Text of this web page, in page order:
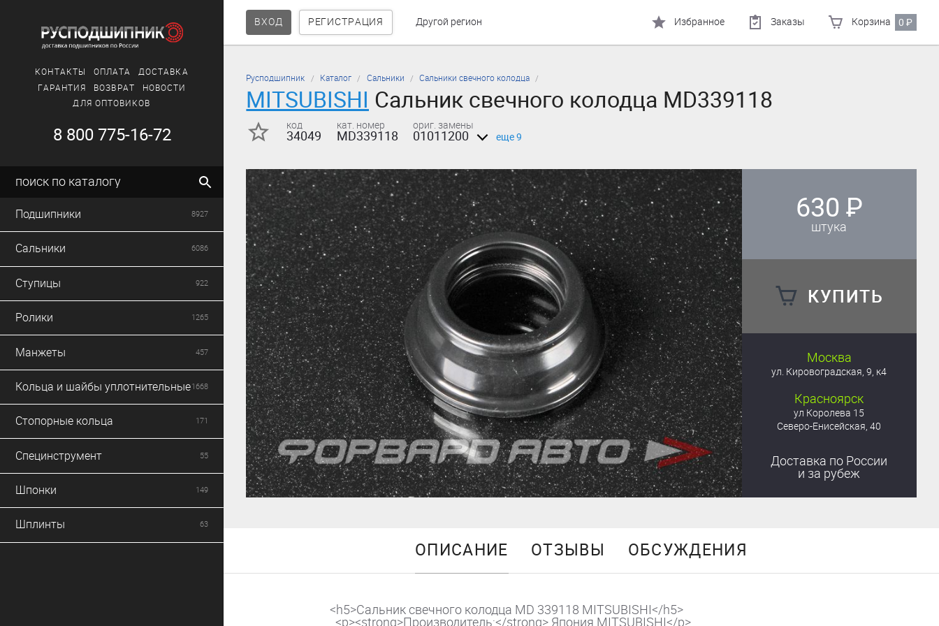
ВХОД РЕГИСТРАЦИЯ Другой регион Избранное Заказы Корзина 0₽
КОНТАКТЫ ОПЛАТА
ДОСТАВКА
ГАРАНТИЯ
ВОЗВРАТ
НОВОСТИ
ДЛЯ ОПТОВИКОВ
8 800 775-16-72
поиск по каталогу
Подшипники 8927
Сальники 6086
Ступицы 922
Ролики 1265
Манжеты 457
Кольца и шайбы уплотнительные1668
Стопорные кольца 171
Специнструмент 55
Шпонки 149
Шплинты 63
Русподшипник Каталог Сальники Сальники свечного колодца
MITSUBISHI Сальник свечного колодца MD339118
код
34049
кат. номер
MD339118
ориг. замены
01011200 еще 9
630 ₽
штука
КУПИТЬ
Москва
ул. Кировоградская, 9, к4
Красноярск
ул Королева 15
Северо-Енисейская, 40
Доставка по России
и за рубеж
ОПИСАНИЕ ОТЗЫВЫ ОБСУЖДЕНИЯ
<h5>Сальник свечного колодца MD 339118 MITSUBISHI</h5>
<p><strong>Производитель:</strong> Япония MITSUBISHI</p>